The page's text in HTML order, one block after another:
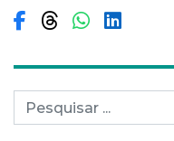
Compartilhar
Pesquisar por: